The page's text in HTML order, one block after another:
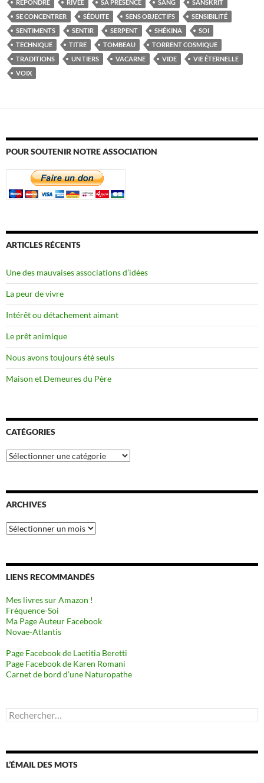
RÉPONDRE RIVÉE SA PRÉSENCE SANG
SANSKRIT
SE CONCENTRER
SÉDUITE SENS OBJECTIFS
SENSIBILITÉ
SENTIMENTS
SENTIR SERPENT SHÉKINA
SOI
TECHNIQUE
TITRE TOMBEAU
TORRENT COSMIQUE
TRADITIONS
UN TIERS VACARNE VIDE
VIE ÉTERNELLE
VOIX
POUR SOUTENIR NOTRE ASSOCIATION
ARTICLES RÉCENTS
Une des mauvaises associations d’idées
La peur de vivre
Intérêt ou détachement aimant
Le prêt animique
Nous avons toujours été seuls
Maison et Demeures du Père
CATÉGORIES
Catégories
ARCHIVES
Archives
LIENS RECOMMANDÉS
Mes livres sur Amazon !
Fréquence-Soi
Ma Page Auteur Facebook
Novae-Atlantis
Page Facebook de Laetitia Beretti
Page Facebook de Karen Romani
Carnet de bord d’une Naturopathe
Rechercher :
L’ÉMAIL DES MOTS